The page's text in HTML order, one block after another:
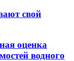
свой
оценка
водного